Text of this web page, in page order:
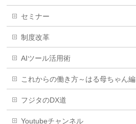
セミナー
制度改革
AIツール活用術
これからの働き方～はる母ちゃん編
フジタのDX道
Youtubeチャンネル